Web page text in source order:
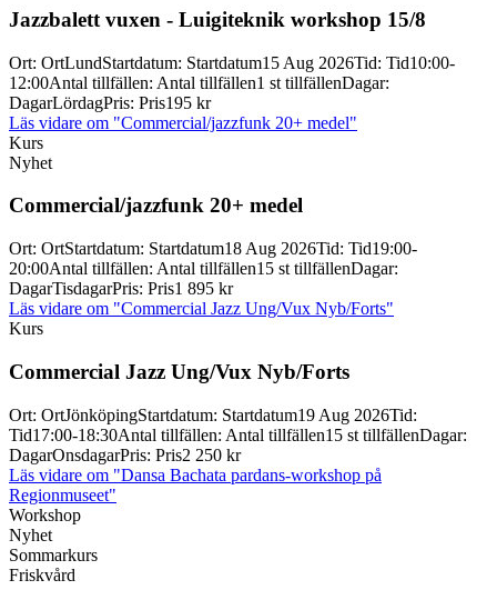
Jazzbalett vuxen - Luigiteknik workshop 15/8
Ort: OrtLundStartdatum: Startdatum15 Aug 2026Tid: Tid10:00-
12:00Antal tillfällen: Antal tillfällen1 st tillfällenDagar:
DagarLördagPris: Pris195 kr
Läs vidare om "Commercial/jazzfunk 20+ medel"
Kurs
Nyhet
Commercial/jazzfunk 20+ medel
Ort: OrtStartdatum: Startdatum18 Aug 2026Tid: Tid19:00-
20:00Antal tillfällen: Antal tillfällen15 st tillfällenDagar:
DagarTisdagarPris: Pris1 895 kr
Läs vidare om "Commercial Jazz Ung/Vux Nyb/Forts"
Kurs
Commercial Jazz Ung/Vux Nyb/Forts
Ort: OrtJönköpingStartdatum: Startdatum19 Aug 2026Tid:
Tid17:00-18:30Antal tillfällen: Antal tillfällen15 st tillfällenDagar:
DagarOnsdagarPris: Pris2 250 kr
Läs vidare om "Dansa Bachata pardans-workshop på
Regionmuseet"
Workshop
Nyhet
Sommarkurs
Friskvård